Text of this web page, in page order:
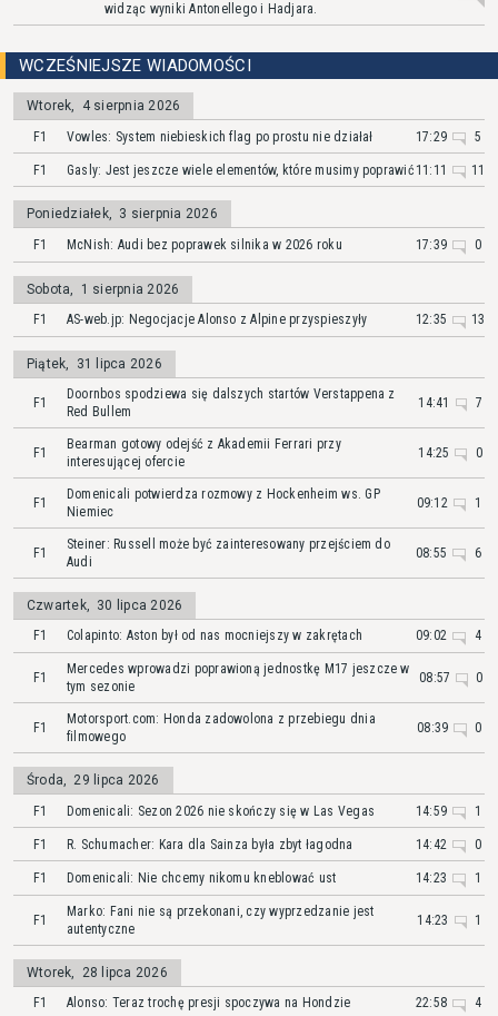
widząc wyniki Antonellego i Hadjara.
WCZEŚNIEJSZE WIADOMOŚCI
Wtorek,
4 sierpnia 2026
F1
Vowles: System niebieskich flag po prostu nie działał 17:29 5
F1 Gasly: Jest jeszcze wiele elementów, które musimy poprawić 11:11 11
Poniedziałek, 3 sierpnia 2026
F1
McNish: Audi bez poprawek silnika w 2026 roku 17:39 0
Sobota
1 sierpnia 2026
F1
AS-web.jp: Negocjacje Alonso z Alpine przyspieszyły 12:35 13
Piątek 31 lipca 2026
F1
Doornbos spodziewa się dalszych startów Verstappena z
Red Bullem
14:41 7
F1
Bearman gotowy odejść z Akademii Ferrari przy
interesującej ofercie
14:25 0
F1
Domenicali potwierdza rozmowy z Hockenheim ws. GP
Niemiec
09:12 1
F1
Steiner: Russell może być zainteresowany przejściem do
Audi
08:55 6
Czwartek,
30 lipca 2026
F1
Colapinto: Aston był od nas mocniejszy w zakrętach 09:02 4
F1
Mercedes wprowadzi poprawioną jednostkę M17 jeszcze w
tym sezonie
08:57 0
F1
Motorsport.com: Honda zadowolona z przebiegu dnia
filmowego
08:39 0
Środa, 29 lipca 2026
F1
Domenicali: Sezon 2026 nie skończy się w Las Vegas 14:59 1
F1 R. Schumacher: Kara dla Sainza była zbyt łagodna 14:42 0
F1 Domenicali: Nie chcemy nikomu kneblować ust 14:23 1
F1
Marko: Fani nie są przekonani, czy wyprzedzanie jest
autentyczne
14:23 1
Wtorek
28 lipca 2026
F1
Alonso: Teraz trochę presji spoczywa na Hondzie 22:58 4